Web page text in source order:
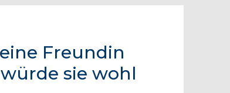
Freundin
sie wohl